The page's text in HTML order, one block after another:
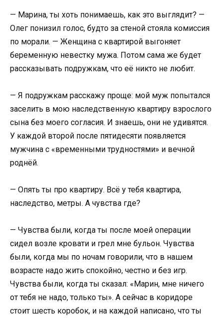
— Марина, ты хоть понимаешь, как это выглядит? —
Олег понизил голос, будто за стеной стояла комиссия
по морали. — Женщина с квартирой выгоняет
беременную невестку мужа. Потом сама же будет
рассказывать подружкам, что её никто не любит.
— Я подружкам расскажу проще: мой муж попытался
заселить в мою наследственную квартиру взрослого
сына без моего согласия. И знаешь, они не удивятся.
У каждой второй после пятидесяти появляется
мужчина с «временными трудностями» и вечной
роднёй.
— Опять ты про квартиру. Всё у тебя квартира,
наследство, метры. А чувства где?
— Чувства были, когда ты после моей операции
сидел возле кровати и грел мне бульон. Чувства
были, когда мы по ночам говорили, что в нашем
возрасте надо жить спокойно, честно и без игр.
Чувства были, когда ты сказал: «Марин, мне ничего
от тебя не надо, только ты». А сейчас в коридоре
стоит шесть коробок, и на каждой написано, что ты